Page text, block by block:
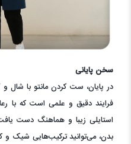
سخن پایانی
در پایان، ست کردن مانتو با
فرایند دقیق و علمی است که با
استایلی زیبا و هماهنگ دست
بدن، می‌توانید ترکیب‌هایی شیک و